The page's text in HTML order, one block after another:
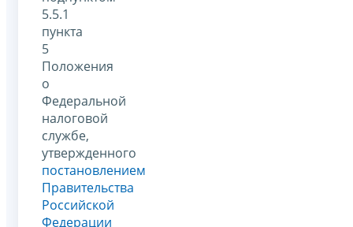
5.5.1
пункта
5
Положения
о
Федеральной
налоговой
службе,
утвержденного
постановлением
Правительства
Российской
Федерации